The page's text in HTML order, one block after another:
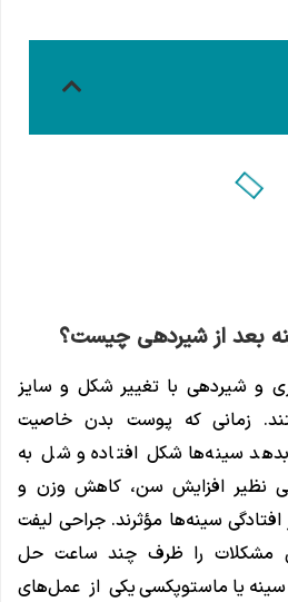
بعد از شیردهی چیست؟
و شیردهی با تغییر شکل و سایز
زمانی که پوست بدن خاصیت
سینه‌ها شکل افتاده و شل به
نظیر افزایش سن، کاهش وزن و
سینه‌ها مؤثرند. جراحی لیفت
مشکلات را ظرف چند ساعت حل
یا ماستوپکسی یکی از عمل‌های